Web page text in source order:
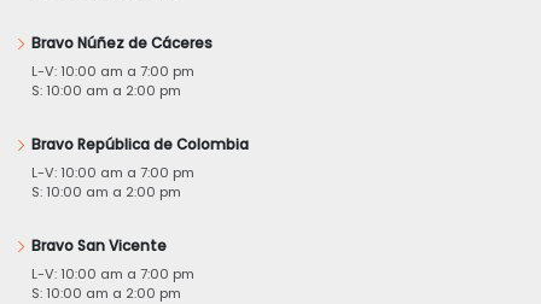
Bravo Núñez de Cáceres
L-V: 10:00 am a 7:00 pm
S: 10:00 am a 2:00 pm
Bravo República de Colombia
L-V: 10:00 am a 7:00 pm
S: 10:00 am a 2:00 pm
Bravo San Vicente
L-V: 10:00 am a 7:00 pm
S: 10:00 am a 2:00 pm